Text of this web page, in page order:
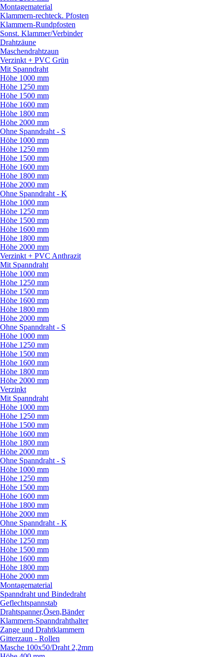
Montagematerial
Klammern-rechteck. Pfosten
Klammern-Rundpfosten
Sonst. Klammer/Verbinder
Drahtzäune
Maschendrahtzaun
Verzinkt + PVC Grün
Mit Spanndraht
Höhe 1000 mm
Höhe 1250 mm
Höhe 1500 mm
Höhe 1600 mm
Höhe 1800 mm
Höhe 2000 mm
Ohne Spanndraht - S
Höhe 1000 mm
Höhe 1250 mm
Höhe 1500 mm
Höhe 1600 mm
Höhe 1800 mm
Höhe 2000 mm
Ohne Spanndraht - K
Höhe 1000 mm
Höhe 1250 mm
Höhe 1500 mm
Höhe 1600 mm
Höhe 1800 mm
Höhe 2000 mm
Verzinkt + PVC Anthrazit
Mit Spanndraht
Höhe 1000 mm
Höhe 1250 mm
Höhe 1500 mm
Höhe 1600 mm
Höhe 1800 mm
Höhe 2000 mm
Ohne Spanndraht - S
Höhe 1000 mm
Höhe 1250 mm
Höhe 1500 mm
Höhe 1600 mm
Höhe 1800 mm
Höhe 2000 mm
Verzinkt
Mit Spanndraht
Höhe 1000 mm
Höhe 1250 mm
Höhe 1500 mm
Höhe 1600 mm
Höhe 1800 mm
Höhe 2000 mm
Ohne Spanndraht - S
Höhe 1000 mm
Höhe 1250 mm
Höhe 1500 mm
Höhe 1600 mm
Höhe 1800 mm
Höhe 2000 mm
Ohne Spanndraht - K
Höhe 1000 mm
Höhe 1250 mm
Höhe 1500 mm
Höhe 1600 mm
Höhe 1800 mm
Höhe 2000 mm
Montagematerial
Spanndraht und Bindedraht
Geflechtspannstab
Drahtspanner,Ösen,Bänder
Klammern-Spanndrahthalter
Zange und Drahtklammern
Gitterzaun - Rollen
Masche 100x50/Draht 2,2mm